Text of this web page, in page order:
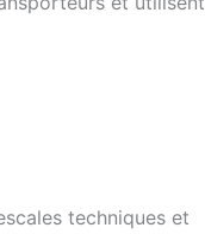
techniques et